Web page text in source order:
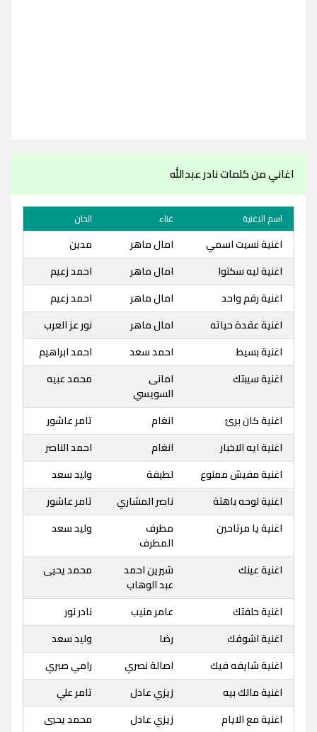
اغاني من كلمات نادر عبدالله
اسم الاغنية غناء الحان
اغنية نسيت اسمي امال ماهر
مدين
اغنية ليه سكتوا
امال ماهر
احمد زعيم
اغنية رقم واحد
امال ماهر
احمد زعيم
اغنية عقدة حياته
امال ماهر
نور عز العرب
اغنية بسيط
احمد سعد
احمد ابراهيم
اغنية سيبتك
امانى
السويسي
محمد عبيه
اغنية كان برئ انغام
تامر عاشور
اغنية ايه الاخبار
انغام
احمد الناصر
اغنية مفيش ممنوع
لطيفة
وليد سعد
اغنية لوحه باهتة
ناصر المشاري
تامر عاشور
اغنية يا مرتاحين
مطرف
المطرف
وليد سعد
اغنية عينك
شيرين احمد
عبد الوهاب
محمد يحيى
اغنية حلفتك عامر منيب
نادر نور
اغنية اشوفك
رضا
وليد سعد
اغنية شايفه فيك
اصالة نصري
رامي صبري
اغنية مالك بيه
زيزي عادل
تامر علي
اغنية مع الايام
زيزي عادل
محمد يحيي